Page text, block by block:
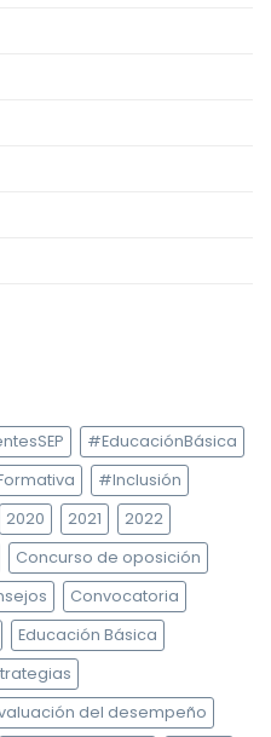
#EducaciónBásica
#Inclusión
2020 2021
2022
Concurso de oposición
Convocatoria
Educación Básica
del desempeño